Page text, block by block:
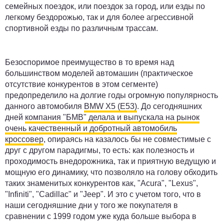
семейных поездок, или поездок за город, или езды по
легкому бездорожью, так и для более агрессивной
спортивной езды по различным трассам.
Безоспоримое преимущество в то время над
большинством моделей автомашин (практическое
отсутствие конкурентов в этом сегменте)
предопределило на долгие годы огромную популярность
данного автомобиля BMW X5 (E53). До сегодняшних
дней компания "БМВ" делала и выпускала на рынок
очень качественный и добротный автомобиль
кроссовер, опираясь на казалось бы не совместимые с
друг с другом парадигмы, то есть: как полезность и
проходимость внедорожника, так и приятную ведущую и
мощную его динамику, что позволяло на голову обходить
таких знаменитых конкурентов как, "Acura", "Lexus",
"Infiniti", "Cadillac" и "Jeep". И это с учетом того, что в
наши сегодняшние дни у того же покупателя в
сравнении с 1999 годом уже куда больше выбора в